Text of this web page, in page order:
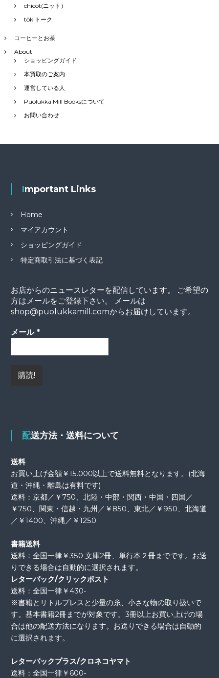
chicot(ニット）
tôk トーク
コーヒーとお茶
About
ショッピングガイド
本買取のご案内
運営している人
Puolukka Mill Booksについて
お問い合わせ
Important Links
Home
マイアカウント
ショッピングガイド
特定商取引法に基づく表記
お店からのニュースレターを配信しています。 ご希望の
方はメールをご登録下さい。 メールは
shop@puolukkamill.comからお届けしています。
メール *
配送方法・送料について
送料
お買い上げ金額￥15.000以上で送料無料となります。(北海
道・沖縄・離島は有料です)
送料：京都／￥750、北陸・中部・関西・中国・四国／
￥750、関東・信越・九州／￥850、東北／￥950、北海道
／￥1400、沖縄／￥1250
書籍送料
送料：全国一律￥350 文庫2冊、単行本２冊までです。お送
りできる場合は自動的に選択されます。
レターパック/クリックポスト
送料：全国一律￥430-
※書籍とリトルプレスと少量の糸、小さな物の取り扱いで
す。基本書籍2冊までが対象です。3冊以上お買い上げの場
合は他の配送方法になります。お送りできる場合は自動的
に選択されます。
レターパックプラス/クロネコヤマト
送料：全国一律￥600-